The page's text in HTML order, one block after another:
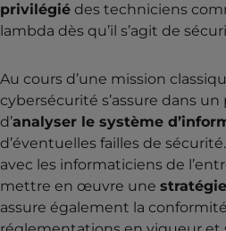
privilégié des techniciens
lambda dès qu’il s’agit de
Au cours d’une mission
cybersécurité s’assure dans
d’analyser le système
d’éventuelles failles de
avec les informaticiens de
mettre en œuvre une
assure également la